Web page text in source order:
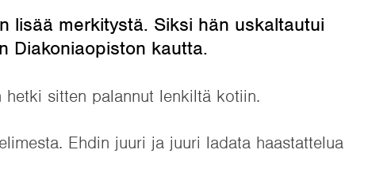
lisää merkitystä. Siksi hän uskaltautui
Diakoniaopiston kautta.
sitten palannut lenkiltä kotiin.
Ehdin juuri ja juuri ladata haastattelua